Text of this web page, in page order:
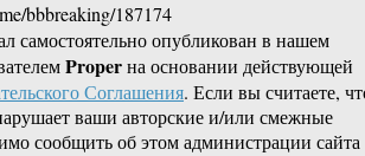
bbbreaking/187174
самостоятельно опубликован в нашем
Properна основании действующей
Соглашения. Если вы считаете,
ваши авторские и/или смежные
сообщить об этом администрации сайта